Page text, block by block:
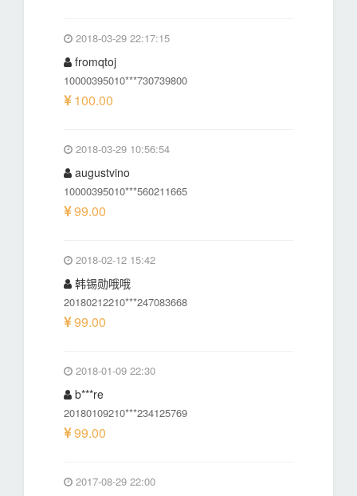
2018-03-29 22:17:15
fromqtoj
10000395010***730739800
100.00
2018-03-29 10:56:54
augustvino
10000395010***560211665
99.00
2018-02-12 15:42
韩锡勋哦哦
20180212210***247083668
99.00
2018-01-09 22:30
b***re
20180109210***234125769
99.00
2017-08-29 22:00